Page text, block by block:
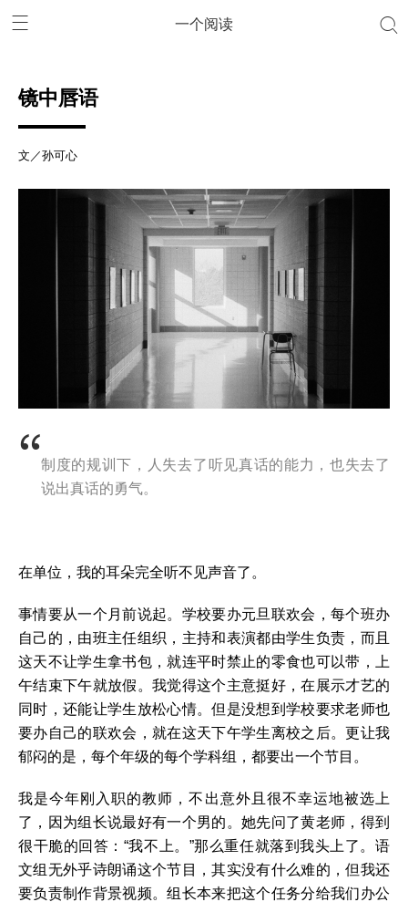
一个阅读
镜中唇语
文／孙可心
制度的规训下，人失去了听见真话的能力，也失去了
说出真话的勇气。
在单位，我的耳朵完全听不见声音了。
事情要从一个月前说起。学校要办元旦联欢会，每个班办
自己的，由班主任组织，主持和表演都由学生负责，而且
这天不让学生拿书包，就连平时禁止的零食也可以带，上
午结束下午就放假。我觉得这个主意挺好，在展示才艺的
同时，还能让学生放松心情。但是没想到学校要求老师也
要办自己的联欢会，就在这天下午学生离校之后。更让我
郁闷的是，每个年级的每个学科组，都要出一个节目。
我是今年刚入职的教师，不出意外且很不幸运地被选上
了，因为组长说最好有一个男的。她先问了黄老师，得到
很干脆的回答：“我不上。”那么重任就落到我头上了。语
文组无外乎诗朗诵这个节目，其实没有什么难的，但我还
要负责制作背景视频。组长本来把这个任务分给我们办公